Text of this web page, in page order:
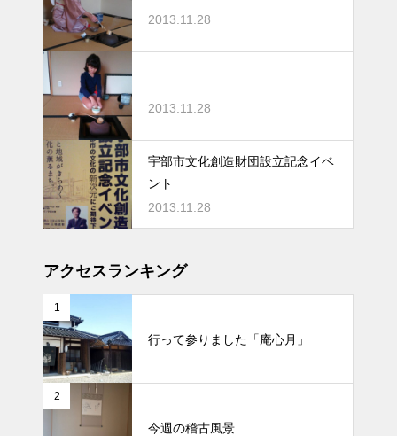
2013.11.28
2013.11.28
宇部市文化創造財団設立記念イベ
ント
2013.11.28
アクセスランキング
1
行って参りました「庵心月」
2
今週の稽古風景